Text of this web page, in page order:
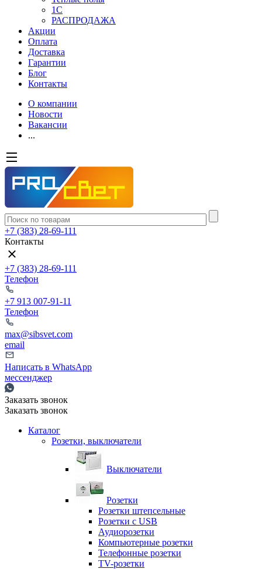
1С
РАСПРОДАЖА
Акции
Оплата
Доставка
Гарантии
Блог
Контакты
О компании
Новости
Вакансии
...
+7 (383) 28-69-111
Контакты
+7 (383) 28-69-111
Телефон
+7 913 007-91-11
Телефон
max@sibsvet.com
email
Написать в WhatsApp
мессенджер
Заказать звонок
Заказать звонок
Каталог
Розетки, выключатели
Выключатели
Розетки
Розетки штепсельные
Розетки с USB
Аудиорозетки
Компьютерные розетки
Телефонные розетки
TV-розетки